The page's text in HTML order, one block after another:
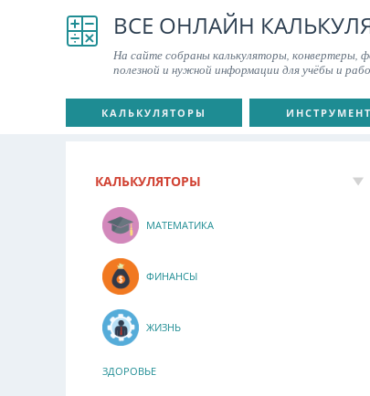
ВСЕ ОНЛАЙН
На сайте собраны калькуляторы, конвертеры,
полезной и нужной информации для учёбы и
КАЛЬКУЛЯТОРЫ
КАЛЬКУЛЯТОРЫ
МАТЕМАТИКА
ФИНАНСЫ
ЖИЗНЬ
ЗДОРОВЬЕ